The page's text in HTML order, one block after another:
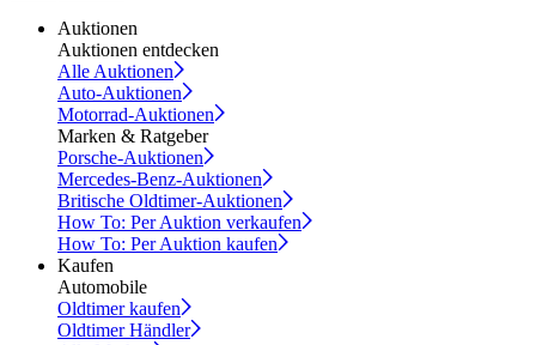
Auktionen
Auktionen entdecken
Alle Auktionen
Auto-Auktionen
Motorrad-Auktionen
Marken & Ratgeber
Porsche-Auktionen
Mercedes-Benz-Auktionen
Britische Oldtimer-Auktionen
How To: Per Auktion verkaufen
How To: Per Auktion kaufen
Kaufen
Automobile
Oldtimer kaufen
Oldtimer Händler